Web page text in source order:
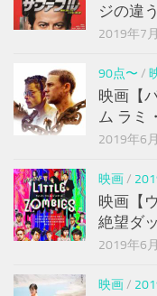
ジの違
2019年7
90点〜 /
映画【
ム ラミ
2019年6
映画/
映画【
絶望ダ
2019年6
映画/